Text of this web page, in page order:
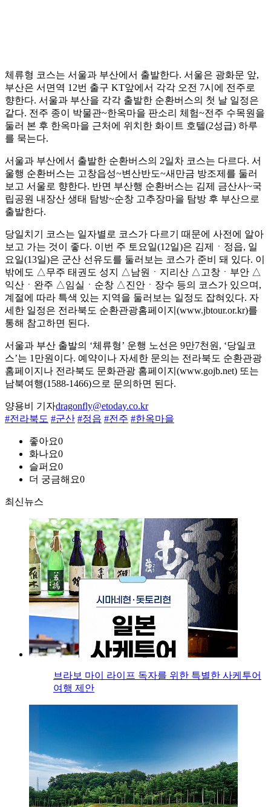
체류형 코스는 서울과 부산에서 출발한다. 서울은 광화문 앞,
부산은 서면역 12번 출구 KT앞에서 각각 오전 7시에 전주로
향한다. 서울과 부산을 각각 출발한 순환버스의 첫 날 일정은
같다. 전주 종이 박물관~한옥마을 판소리 체험~전주 수목원을
둘러 본 후 한옥마을 근처에 위치한 화이트 호텔(2성급) 하루
를 묵는다.
서울과 부산에서 출발한 순환버스의 2일차 코스는 다르다. 서
울행 순환버스는 고창읍성~변산반도~새만금 방조제를 둘러
보고 서울로 향한다. 반면 부산행 순환버스는 김제 금산사~국
립공원 내장산 생태 탐방~순창 고추장마을 탐방 후 부산으로
출발한다.
당일치기 코스는 일자별로 코스가 다르기 때문에 사전에 알아
보고 가는 것이 좋다. 이번 주 토요일(12일)은 김제ㆍ정읍, 일
요일(13일)은 군산 선유도를 둘러보는 코스가 준비 돼 있다. 이
밖에도 △무주 태권도 성지 △남원ㆍ지리산 △고창ㆍ부안 △
익산ㆍ완주 △임실ㆍ순창 △진안ㆍ장수 등의 코스가 있으며,
계절에 따라 특색 있는 지역을 둘러보는 일정도 잡혀있다. 자
세한 일정은 전라북도 순환관광홈페이지(www.jbtour.or.kr)를
통해 참고하면 된다.
서울과 부산 출발의 ‘체류형’ 운행 노선은 9만7천원, ‘당일코
스’는 1만원이다. 예약이나 자세한 문의는 전라북도 순환관광
홈페이지나 전라북도 문화관광 홈페이지(www.gojb.net) 또는
남북여행(1588-1466)으로 문의하면 된다.
양용비 기자dragonfly@etoday.co.kr
#전라북도 #군산 #정읍 #전주 #한옥마을
좋아요0
화나요0
슬퍼요0
더 궁금해요0
최신뉴스
브라보 마이 라이프 독자를 위한 특별한 사케투어
여행 제안